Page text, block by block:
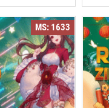
MS: 1633